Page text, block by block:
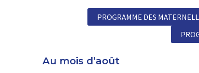
PROGRAMME DES
Au mois d’août